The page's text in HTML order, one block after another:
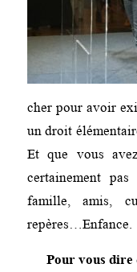
cher pour avoir
un droit
Et que vous
certainement
famille, amis,
repères…Enfance.
Pour vous dire